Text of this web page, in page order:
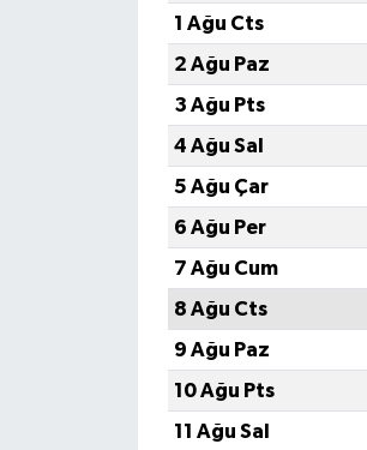
1 Ağu Cts
2 Ağu Paz
3 Ağu Pts
4 Ağu Sal
5 Ağu Çar
6 Ağu Per
7 Ağu Cum
8 Ağu Cts
9 Ağu Paz
10 Ağu Pts
11 Ağu Sal
Kültür - Sanat